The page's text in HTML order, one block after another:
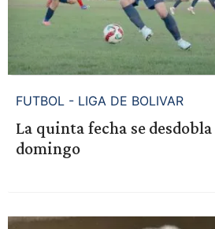
FUTBOL - LIGA DE BOLIVAR
La quinta fecha se
domingo